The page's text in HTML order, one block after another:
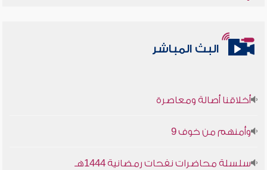
البث المباشر
أخلاقنا أصالة ومعاصرة
وأمنهم من خوف 9
سلسلة محاضرات نفحات رمضانية 1444هـ